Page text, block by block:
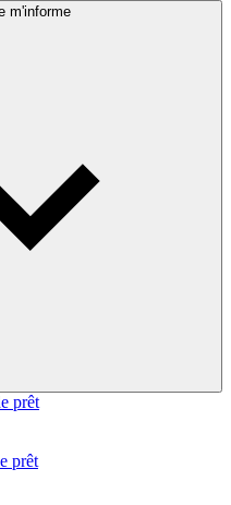
m'informe
prêt
prêt